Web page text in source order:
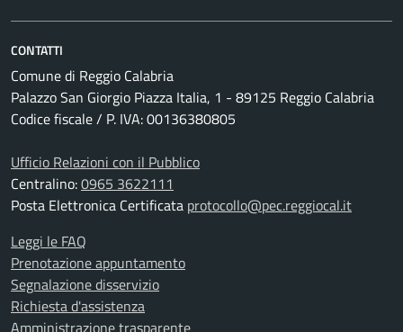
CONTATTI
Comune di Reggio Calabria
Palazzo San Giorgio Piazza Italia, 1 - 89125 Reggio Calabria
Codice fiscale / P. IVA: 00136380805
Ufficio Relazioni con il Pubblico
Centralino:0965 3622111
Posta Elettronica Certificata protocollo@pec.reggiocal.it
Leggi le FAQ
Prenotazione appuntamento
Segnalazione disservizio
Richiesta d'assistenza
Amministrazione trasparente